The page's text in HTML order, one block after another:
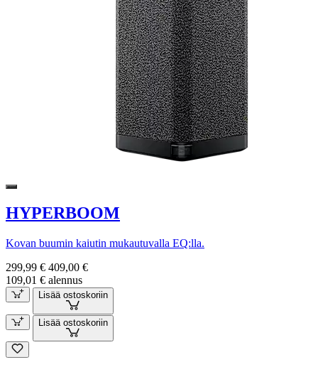
HYPERBOOM
Kovan buumin kaiutin mukautuvalla EQ:lla.
299,99 € 409,00 €
109,01 € alennus
Lisää ostoskoriin
Lisää ostoskoriin